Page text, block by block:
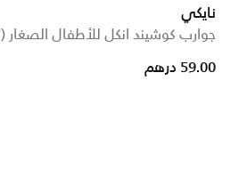
نايكي
جوارب كوشيند انكل للأطفال الصغار (3 أزواج)
59.00 درهم